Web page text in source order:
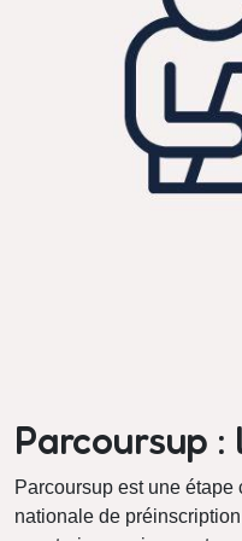
Parcoursup
Parcoursup est une
nationale de